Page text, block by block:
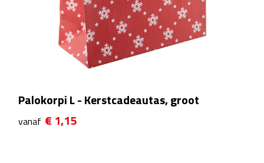
Schoteltjes
Thermossets
Kantoor & Zakelijk
Agenda's & Kalenders
Palokorpi L - Kerstcadeautas, groot
vanaf € 1,15